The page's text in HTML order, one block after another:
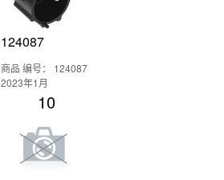
124087
商品 编号： 124087
2023年1月
10